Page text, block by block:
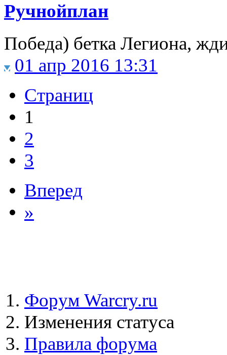
Ручнойплан
Победа) бетка Легиона,
01 апр 2016 13:31
Страниц
1
2
3
Вперед
»
Форум Warcry.ru
Изменения статуса
Правила форума